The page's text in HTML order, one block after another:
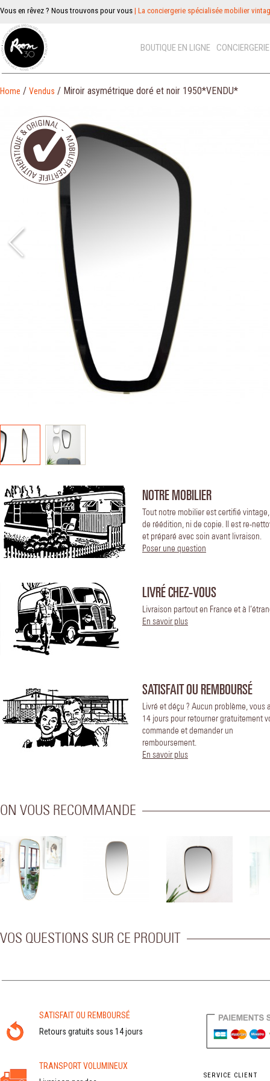
Vous en rêvez ? Nous trouvons pour vous | La conciergerie spécialisée mobilier
BOUTIQUE EN LIGNE
Home / Vendus / Miroir asymétrique doré et noir 1950*VENDU*
NOTRE MOBILIER
Tout notre mobilier est certifié
de réédition, ni de copie. Il est re-
et préparé avec soin avant livraison.
Poser une question
LIVRÉ CHEZ-VOUS
Livraison partout en France et à
En savoir plus
SATISFAIT OU REMBOURSÉ
Livré et déçu ? Aucun problème, vous
14 jours pour retourner gratuitement
commande et demander un
remboursement.
En savoir plus
ON VOUS RECOMMANDE
VOS QUESTIONS SUR CE PRODUIT
SATISFAIT OU REMBOURSÉ
Retours gratuits sous 14 jours
TRANSPORT VOLUMINEUX
SERVICE CLIENT